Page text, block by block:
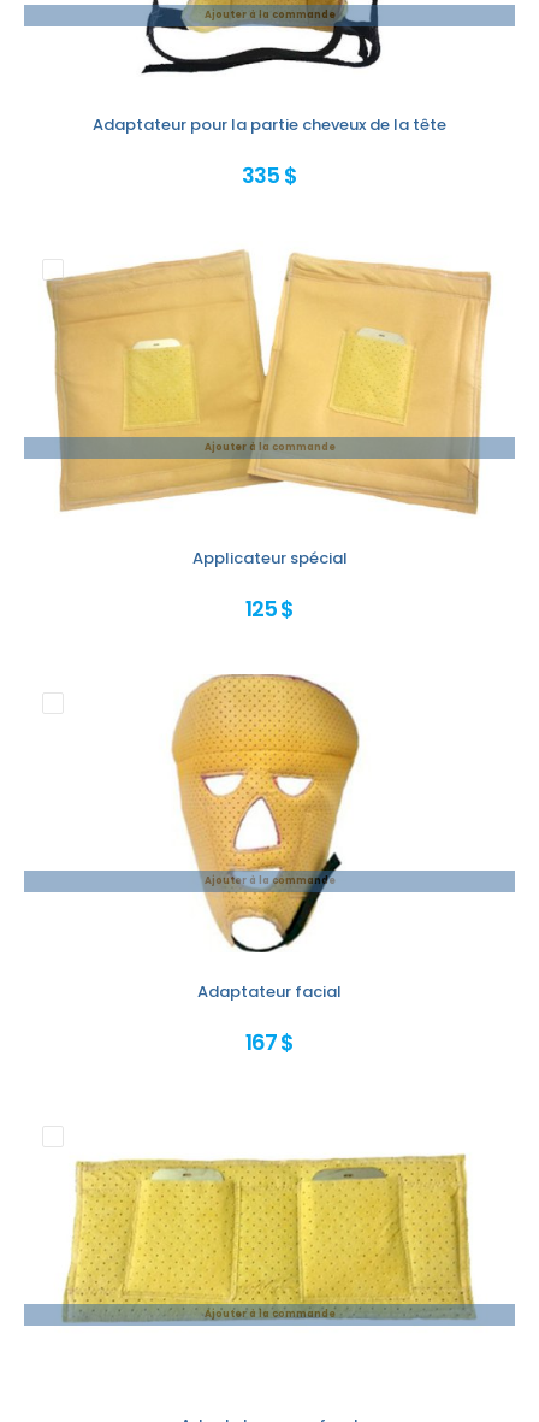
Ajouter à la commande
Adaptateur pour la partie cheveux de la tête
335 $
Ajouter à la commande
Applicateur spécial
125 $
Ajouter à la commande
Adaptateur facial
167 $
Ajouter à la commande